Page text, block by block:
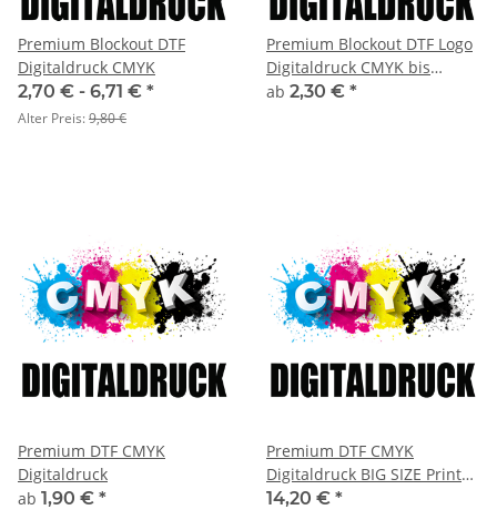
Premium Blockout DTF
Digitaldruck CMYK
2,70 € - 6,71 € *
Alter Preis:9,80 €
Premium Blockout DTF Logo
Digitaldruck CMYK bis
100x100 mm
ab 2,30 € *
Premium DTF CMYK
Digitaldruck
ab 1,90 € *
Premium DTF CMYK
Digitaldruck BIG SIZE Print
bis 400x400 mm
14,20 € *